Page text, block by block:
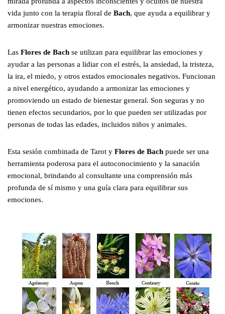
vida junto con la terapia floral de Bach, que ayuda a equilibrar y
armonizar nuestras emociones.
Las Flores de Bach se utilizan para equilibrar las emociones y
ayudar a las personas a lidiar con el estrés, la ansiedad, la tristeza,
la ira, el miedo, y otros estados emocionales negativos. Funcionan
a nivel energético, ayudando a armonizar las emociones y
promoviendo un estado de bienestar general. Son seguras y no
tienen efectos secundarios, por lo que pueden ser utilizadas por
personas de todas las edades, incluidos niños y animales.
Esta sesión combinada de Tarot y Flores de Bach puede ser una
herramienta poderosa para el autoconocimiento y la sanación
emocional, brindando al consultante una comprensión más
profunda de sí mismo y una guía clara para equilibrar sus
emociones.